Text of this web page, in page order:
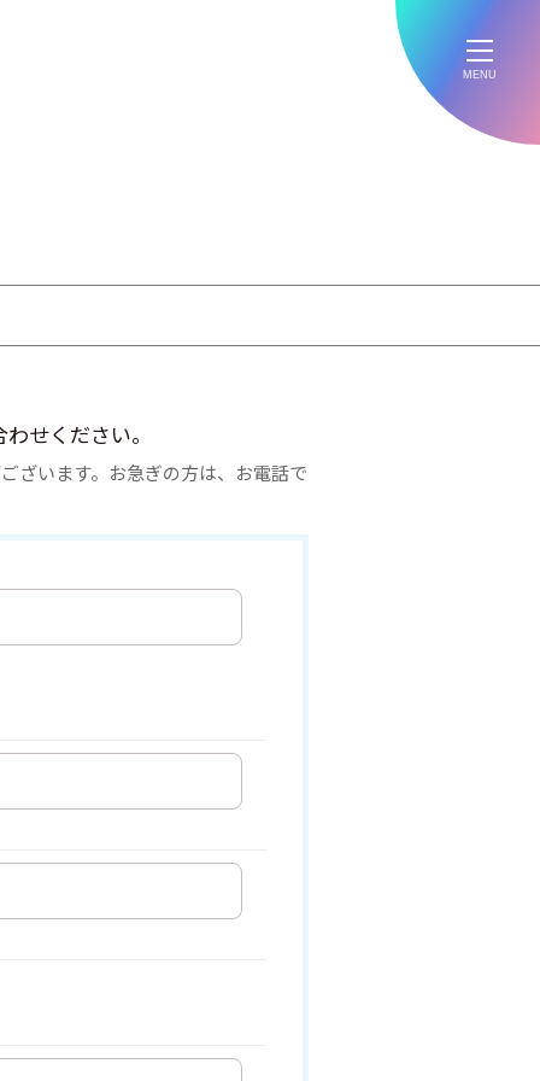
MENU
せください。
ざいます。お急ぎの方は、お電話で